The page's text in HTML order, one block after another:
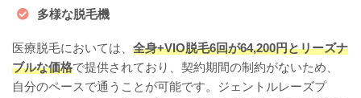
多様な脱毛機
医療脱毛においては、 全身+VIO脱毛6回が64,200円とリーズナ
ブルな価格で提供されており、契約期間の制約がないため、
自分のペースで通うことが可能です。ジェントルレーズプ